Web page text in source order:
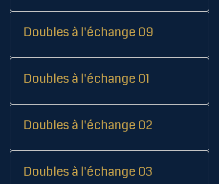
Doubles à l'échange 09
Doubles à l'échange 01
Doubles à l'échange 02
Doubles à l'échange 03